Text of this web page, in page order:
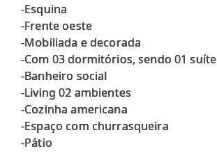
-Esquina
-Frente oeste
-Mobiliada e decorada
-Com 03 dormitórios, sendo 01 suíte
-Banheiro social
-Living 02 ambientes
-Cozinha americana
-Espaço com churrasqueira
-Pátio